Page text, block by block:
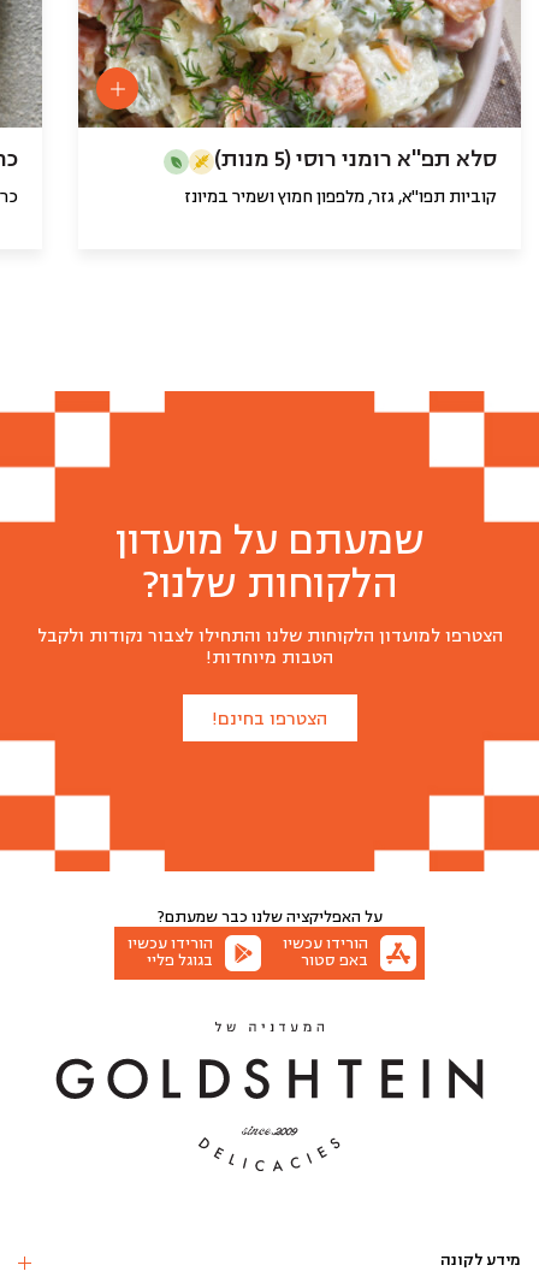
סלא תפ''א רומני רוסי (5 מנות)
קוביות תפו"א, גזר, מלפפון חמוץ ושמיר במיונז
שמעתם על מועדון
הלקוחות שלנו?
הצטרפו למועדון הלקוחות שלנו והתחילו לצבור נקודות ולקבל
הטבות מיוחדות!
הצטרפו בחינם!
על האפליקציה שלנו כבר שמעתם?
הורידו עכשיו
באפ סטור
הורידו עכשיו
בגוגל פליי
מידע לקונה